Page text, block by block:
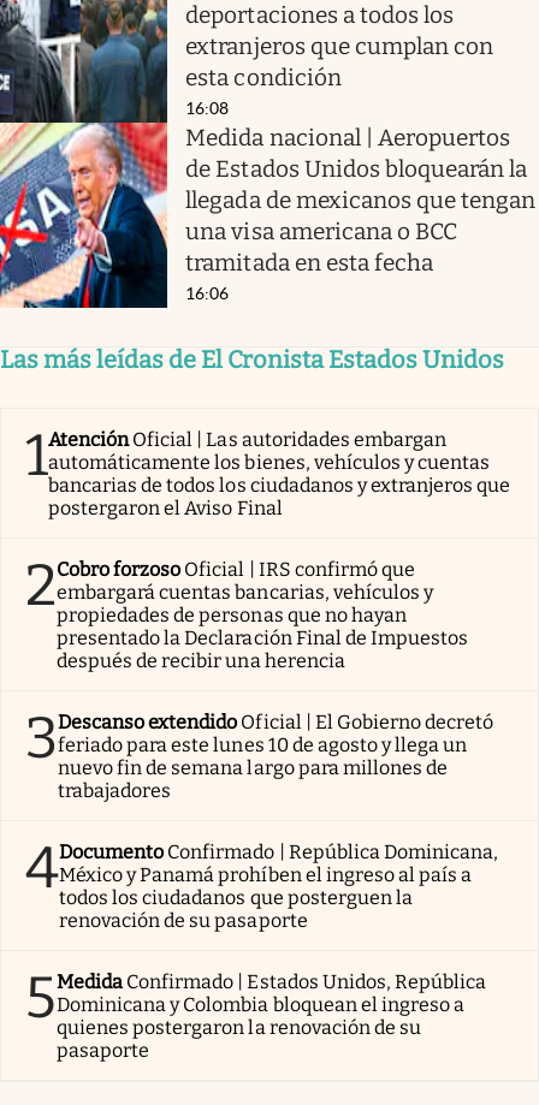
deportaciones a todos los
extranjeros que cumplan con
esta condición
16:08
Medida nacional | Aeropuertos
de Estados Unidos bloquearán la
llegada de mexicanos que tengan
una visa americana o BCC
tramitada en esta fecha
16:06
Las más leídas de El Cronista Estados Unidos
1AtenciónOficial | Las autoridades embargan
automáticamente los bienes, vehículos y cuentas
bancarias de todos los ciudadanos y extranjeros que
postergaron el Aviso Final
2Cobro forzoso Oficial | IRS confirmó que
embargará cuentas bancarias, vehículos y
propiedades de personas que no hayan
presentado la Declaración Final de Impuestos
después de recibir una herencia
3Descanso extendido Oficial | El Gobierno decretó
feriado para este lunes 10 de agosto y llega un
nuevo fin de semana largo para millones de
trabajadores
4Documento Confirmado | República Dominicana,
México y Panamá prohíben el ingreso al país a
todos los ciudadanos que posterguen la
renovación de su pasaporte
5Medida Confirmado | Estados Unidos, República
Dominicana y Colombia bloquean el ingreso a
quienes postergaron la renovación de su
pasaporte